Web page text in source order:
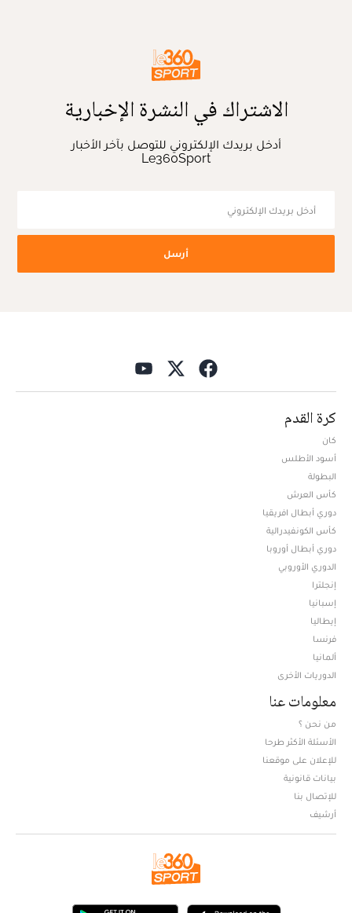
الاشتراك في النشرة الإخبارية
أدخل بريدك الإلكتروني للتوصل بآخر الأخبار
Le360Sport
أرسل
كرة القدم
كان
أسود الأطلس
البطولة
كأس العرش
دوري أبطال افريقيا
كأس الكونفيدرالية
دوري أبطال أوروبا
الدوري الأوروبي
إنجلترا
إسبانيا
إيطاليا
فرنسا
ألمانيا
الدوريات الأخرى
معلومات عنا
من نحن ؟
الأسئلة الأكثر طرحا
للإعلان على موقعنا
بيانات قانونية
للإتصال بنا
أرشيف